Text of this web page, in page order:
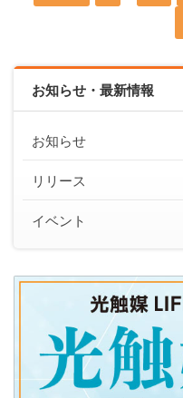
お知らせ・最新情報
お知らせ
リリース
イベント